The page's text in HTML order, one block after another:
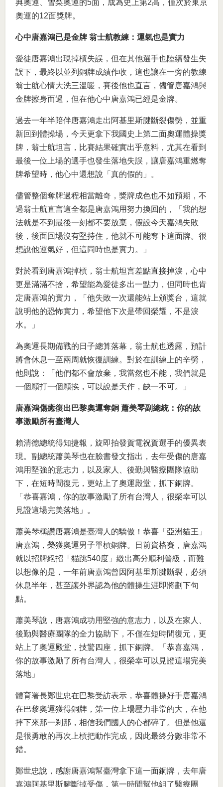
典奧運、雪梨奧運的5面，成為史上第2高，僅次於東京
奧運的12面獎牌。
心中唐嘉鴻已是金牌 翁士航教練：運氣也是實力
愛徒唐嘉鴻出現掉槓失誤，但在其他選手也陸續發生失
誤下，最終以並列銅牌成績作收，這也讓在一旁的教練
翁士航心情大洗三溫暖，賽後他也直言，儘管唐嘉鴻與
金牌擦身而過，但在他心中唐嘉鴻已經是金牌。
過去一年半陪伴唐嘉鴻走出阿基里斯腱斷裂傷勢，並重
新回到體操場，今天更拿下我國史上第二面奧運體操獎
牌，翁士航坦言，比賽結果確實出乎意料，尤其在看到
最後一位上場的選手也發生落地失誤，讓唐嘉鴻重燃奪
牌希望時，他心中還想說「真的假的」。
儘管整個奪牌過程相當離奇，獎牌成色也不如預期，不
過翁士航直言這全都是唐嘉鴻用努力換回的，「我的想
法就是不到最後一刻都不要放棄，假設今天嘉鴻失敗
後，後面回場沒有堅持住，他就不可能奪下這面牌。很
想說他運氣好，但這同時也是實力。」
對於看到唐嘉鴻掉槓，翁士航坦言差點直接掉淚，心中
更是滿滿不捨，希望能為愛徒多出一點力，但同時也肯
定唐嘉鴻的實力，「他失敗一次還能站上頒獎台，這就
說明他的恐怖實力，希望他下次是帶回榮耀，不是淚
水。」
為奧運長期備戰的日子總算落幕，翁士航也透露，預計
將會休息一至兩周就恢復訓練。對於在訓練上的辛勞，
他則說：「他們都不會放棄，我當然也不能，我們就是
一個願打一個願挨，可以說是天作，缺一不可。」
唐嘉鴻傷癒復出巴黎奧運奪銅 蕭美琴副總統：你的故
事激勵所有臺灣人
賴清德總統得知捷報， 旋即拍發賀電祝賀選手的優異表
現。副總統蕭美琴也在臉書發文指出，去年受傷的唐嘉
鴻用堅強的意志力，以及家人、後勤與醫療團隊協助
下，在短時間復元，更站上了奧運殿堂，抓下銅牌。
「恭喜嘉鴻，你的故事激勵了所有台灣人，很榮幸可以
見證這場完美落地」。
蕭美琴稱讚唐嘉鴻是臺灣人的驕傲！恭喜「亞洲貓王」
唐嘉鴻，榮獲奧運男子單槓銅牌。日前資格賽，唐嘉鴻
就以招牌絕招「貓跳540度」繳出高分順利晉級，而難
以想像的是，一年前唐嘉鴻曾因阿基里斯腱斷裂，必須
休息半年，甚至讓外界認為他的體操生涯即將劃下句
點。
蕭美琴說，唐嘉鴻成功用堅強的意志力，以及在家人、
後勤與醫療團隊的全力協助下，不僅在短時間復元，更
站上了奧運殿堂，技驚四座，抓下銅牌。「恭喜嘉鴻，
你的故事激勵了所有台灣人，很榮幸可以見證這場完美
落地」
體育署長鄭世忠在巴黎受訪表示，恭喜體操好手唐嘉鴻
在巴黎奧運獲得銅牌，第一位上場壓力非常的大，在他
摔下來那一剎那，相信我們國人的心都碎了。但是他還
是很勇敢的再次上槓把動作完成，因此最終分數非常不
錯。
鄭世忠說，感謝唐嘉鴻幫臺灣拿下這一面銅牌，去年唐
嘉鴻阿基里斯腱斷掉受傷，第一時間幫他組了醫療團